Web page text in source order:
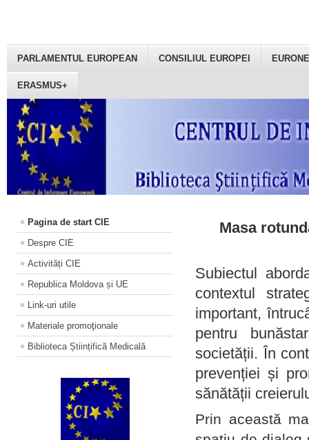
PARLAMENTUL EUROPEAN CONSILIUL EUROPEI
ERASMUS+
Pagina de start CIE
Despre CIE
Activități CIE
Republica Moldova și UE
Link-uri utile
Materiale promoţionale
Biblioteca Științifică Medicală
Masa
Subiectul
contextul
important,
pentru
societății. În
prevenției și
sănătății
Prin această